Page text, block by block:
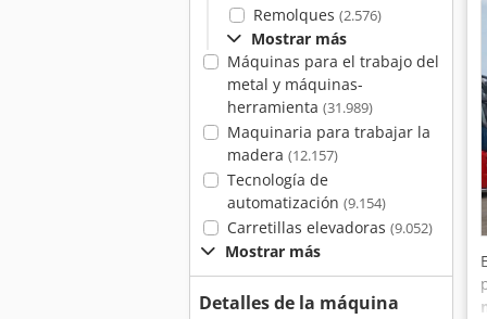
Remolques (2.576)
Mostrar más
Máquinas para el trabajo del
metal y máquinas-
herramienta (31.989)
Maquinaria para trabajar la
madera (12.157)
Tecnología de
automatización (9.154)
Carretillas elevadoras (9.052)
Mostrar más
Detalles de la máquina